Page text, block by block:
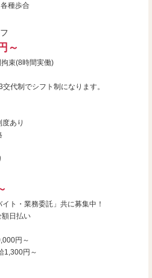
種歩合
～
束(8時間実働)
代制でシフト制になります。
度あり
イト・業務委託」共に募集中！
日払い
円～
1,300円～